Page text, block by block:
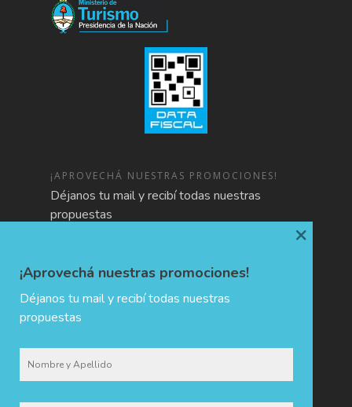
¡APROVECHÁ NUESTRAS PROMOCIONES!
Déjanos tu mail y recibí todas nuestras
propuestas
¡Aprovechá nuestras promociones!
Déjanos tu mail y recibí todas nuestras
propuestas
×